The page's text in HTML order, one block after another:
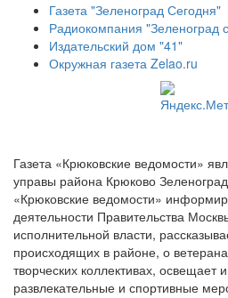
Газета "Зеленоград Сегодня"
Радиокомпания "Зеленоград
Издательский дом "41"
Окружная газета Zelao.ru
Газета «Крюковские ведомости»
управы района Крюково
«Крюковские ведомости»
деятельности Правительства
исполнительной власти,
происходящих в районе, о
творческих коллективах, освещает
развлекательные и спортивные